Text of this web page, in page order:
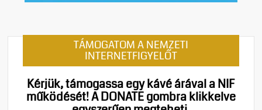
TÁMOGATOM A NEMZETI
INTERNETFIGYELŐT
Kérjük, támogassa egy kávé árával a NIF
működését!A DONATE gombra klikkelve